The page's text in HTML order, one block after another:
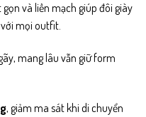
gọn và liền mạch giúp đôi giày
với mọi outfit.
mang lâu vẫn giữ form
, giảm ma sát khi di chuyển